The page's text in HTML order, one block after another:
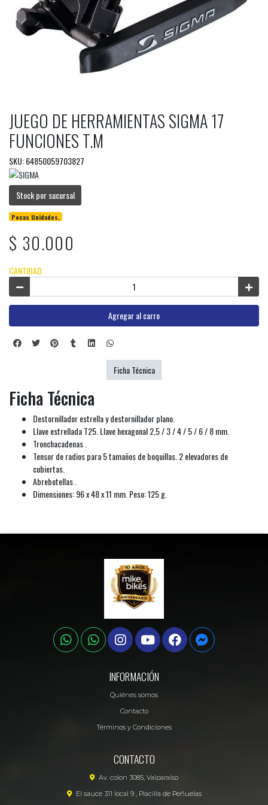
JUEGO DE HERRAMIENTAS SIGMA 17
FUNCIONES T.M
SKU: 64850059703827
Stock por sucursal
Pocas Unidades.
$ 30.000
CANTIDAD
Agregar al carro
Ficha Técnica
Destornillador estrella y destornillador plano.
Llave estrellada T25. Llave hexagonal 2,5 / 3 / 4 / 5 / 6 / 8 mm.
Tronchacadenas .
Tensor de radios para 5 tamaños de boquillas. 2 elevadores de
cubiertas.
Abrebotellas .
Dimensiones: 96 x 48 x 11 mm. Peso: 125 g.
Ficha Técnica
INFORMACIÓN
Quiénes somos
Contacto
Términos y Condiciones
CONTACTO
Av. colon 3085, Valparaíso
El sauce 311 local 9 , Placilla de Peñuelas